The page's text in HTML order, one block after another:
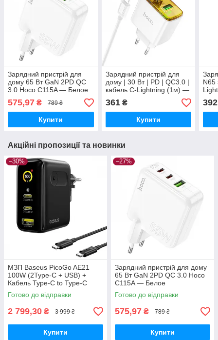
Зарядний пристрій для
дому 65 Вт GaN 2PD QC
3.0 Hoco C115A — Белое
575,97 ₴ 789 ₴
Купити
Зарядний пристрій для
дому | 30 Вт | PD | QC3.0 |
кабель C-Lightning (1м) —
Hoco CS42A — білий
361₴
Купити
N65
392
Акційні пропозиції та новинки
–30%
МЗП Baseus PicoGo AE21
100W (2Type-C + USB) +
Кабель Type-C to Type-C
100W (1.5m) black
Готово до відправки
2 799,30 ₴ 3 999 ₴
Купити
–27%
Зарядний пристрій для дому
65 Вт GaN 2PD QC 3.0 Hoco
C115A — Белое
Готово до відправки
575,97 ₴ 789 ₴
Купити